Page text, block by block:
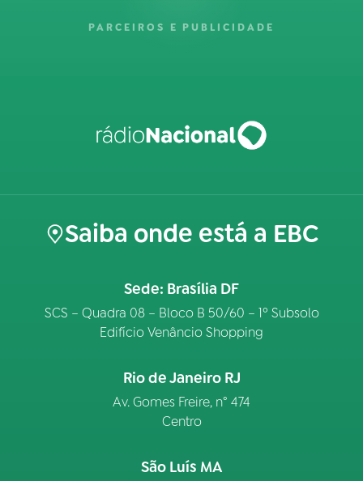
PARCEIROS E PUBLICIDADE
Saiba onde está a EBC
Sede: Brasília DF
SCS – Quadra 08 – Bloco B 50/60 – 1º Subsolo
Edifício Venâncio Shopping
Rio de Janeiro RJ
Av. Gomes Freire, n° 474
Centro
São Luís MA